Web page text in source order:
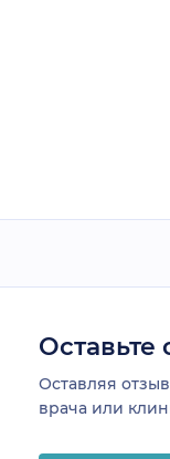
Оставьте
Оставляя
врача или